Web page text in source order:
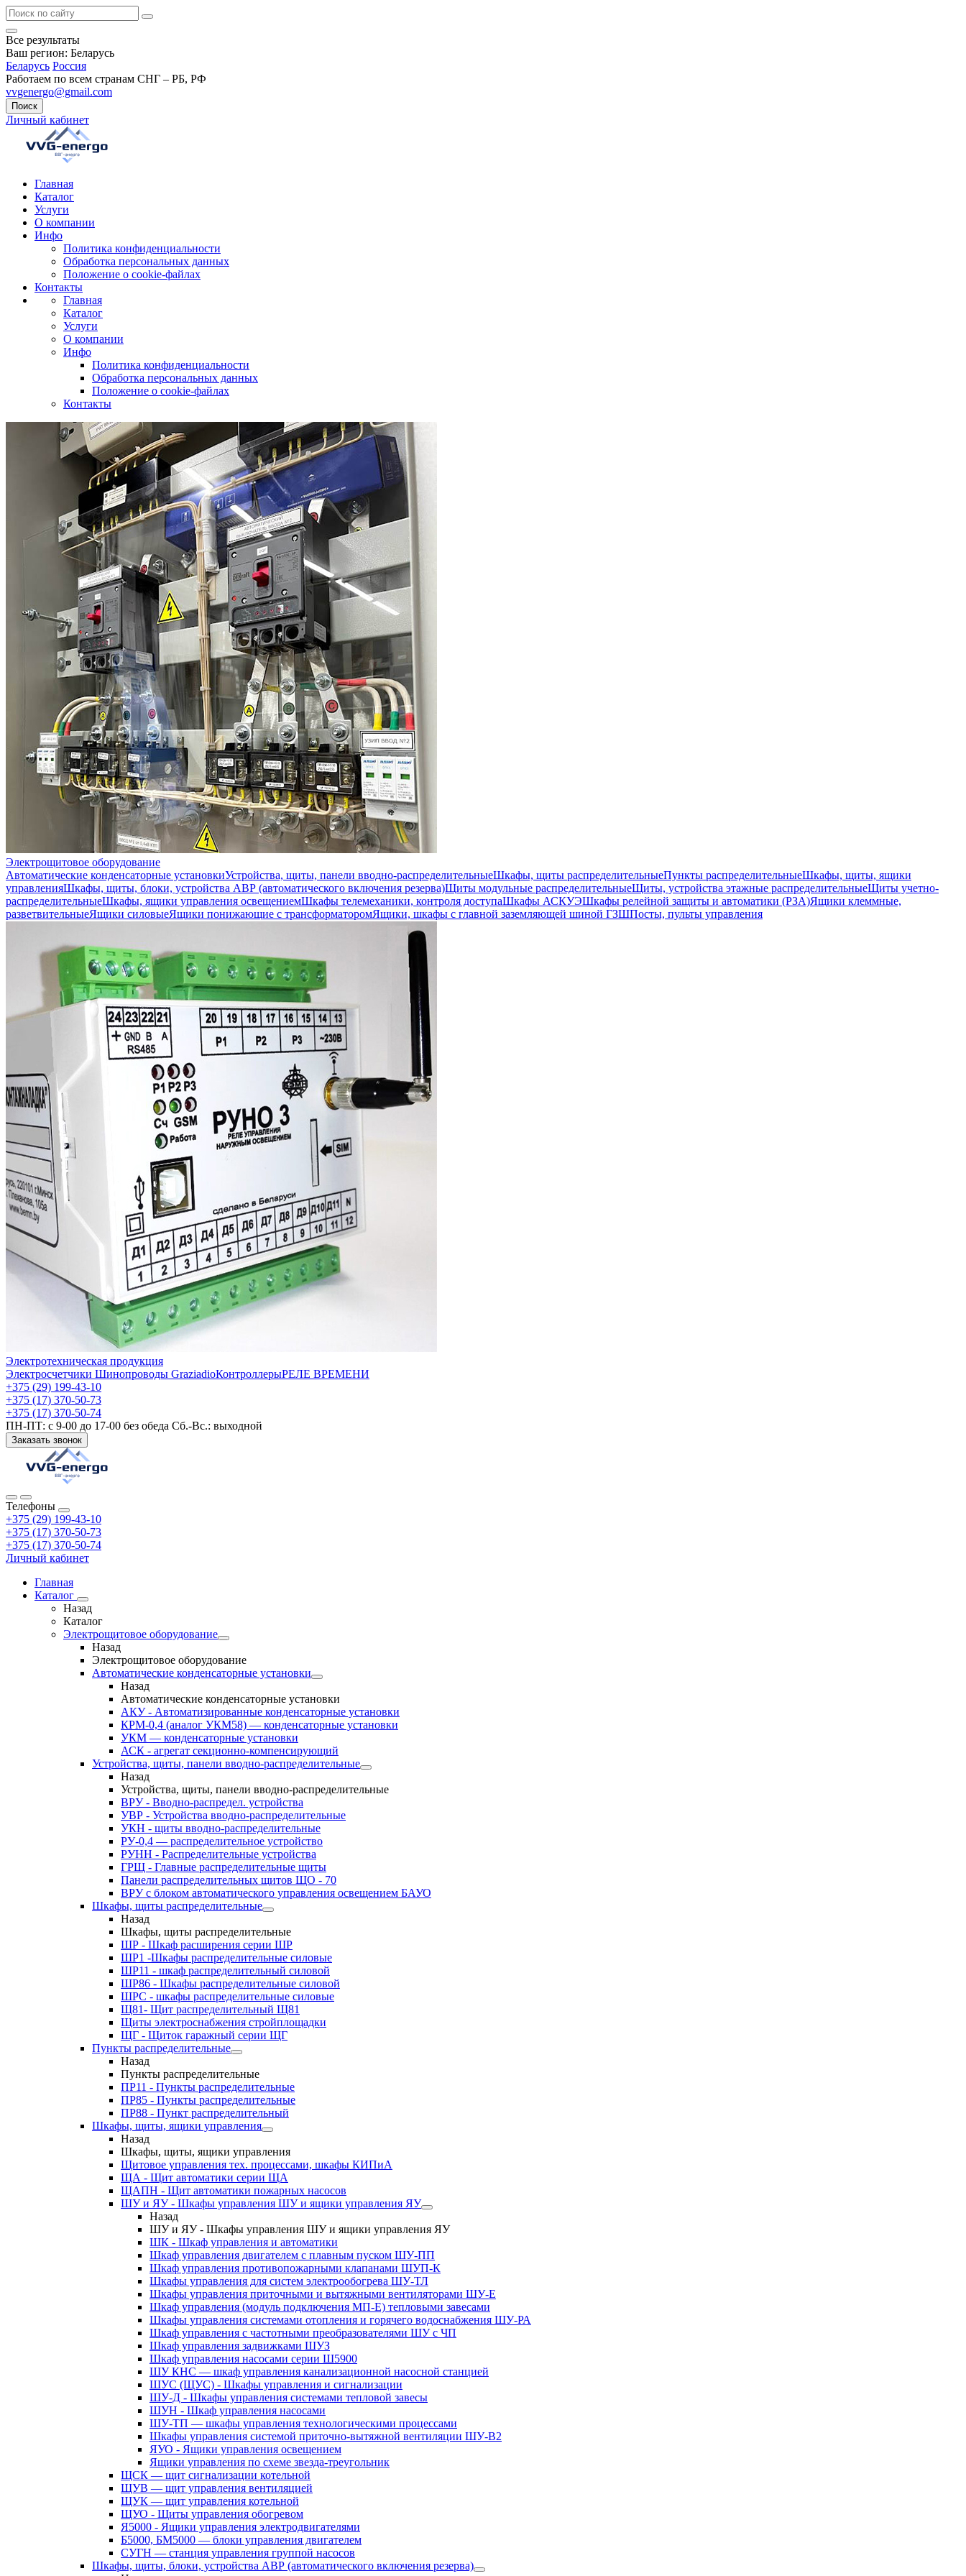
Все результаты
Ваш регион: Беларусь
Беларусь Россия
Работаем по всем странам СНГ – РБ, РФ
vvgenergo@gmail.com
Поиск
Личный кабинет
Главная
Каталог
Услуги
О компании
Инфо
Политика конфиденциальности
Обработка персональных данных
Положение о cookie-файлах
Контакты
Главная
Каталог
Услуги
О компании
Инфо
Политика конфиденциальности
Обработка персональных данных
Положение о cookie-файлах
Контакты
Электрощитовое оборудование
Автоматические конденсаторные установкиУстройства, щиты, панели вводно-распределительныеШкафы, щиты распределительныеПункты распределительныеШкафы, щиты, ящики
управленияШкафы, щиты, блоки, устройства АВР (автоматического включения резерва)Щиты модульные распределительныеЩиты, устройства этажные распределительныеЩиты учетно-
распределительныеШкафы, ящики управления освещениемШкафы телемеханики, контроля доступаШкафы АСКУЭШкафы релейной защиты и автоматики (РЗА)Ящики клеммные,
разветвительныеЯщики силовыеЯщики понижающие с трансформаторомЯщики, шкафы с главной заземляющей шиной ГЗШПосты, пульты управления
Электротехническая продукция
Электросчетчики Шинопроводы GraziadioКонтроллерыРЕЛЕ ВРЕМЕНИ
+375 (29) 199-43-10
+375 (17) 370-50-73
+375 (17) 370-50-74
ПН-ПТ: с 9-00 до 17-00 без обеда Сб.-Вс.: выходной
Заказать звонок
Телефоны
+375 (29) 199-43-10
+375 (17) 370-50-73
+375 (17) 370-50-74
Личный кабинет
Главная
Каталог
Назад
Каталог
Электрощитовое оборудование
Назад
Электрощитовое оборудование
Автоматические конденсаторные установки
Назад
Автоматические конденсаторные установки
АКУ - Автоматизированные конденсаторные установки
КРМ-0,4 (аналог УКМ58) — конденсаторные установки
УКМ — конденсаторные установки
АСК - агрегат секционно-компенсирующий
Устройства, щиты, панели вводно-распределительные
Назад
Устройства, щиты, панели вводно-распределительные
ВРУ - Вводно-распредел. устройства
УВР - Устройства вводно-распределительные
УКН - щиты вводно-распределительные
РУ-0,4 — распределительное устройство
РУНН - Распределительные устройства
ГРЩ - Главные распределительные щиты
Панели распределительных щитов ЩО - 70
ВРУ с блоком автоматического управления освещением БАУО
Шкафы, щиты распределительные
Назад
Шкафы, щиты распределительные
ШР - Шкаф расширения серии ШР
ШР1 -Шкафы распределительные силовые
ШР11 - шкаф распределительный силовой
ШР86 - Шкафы распределительные силовой
ШРС - шкафы распределительные силовые
Щ81- Щит распределительный Щ81
Щиты электроснабжения стройплощадки
ЩГ - Щиток гаражный серии ЩГ
Пункты распределительные
Назад
Пункты распределительные
ПР11 - Пункты распределительные
ПР85 - Пункты распределительные
ПР88 - Пункт распределительный
Шкафы, щиты, ящики управления
Назад
Шкафы, щиты, ящики управления
Щитовое управления тех. процессами, шкафы КИПиА
ЩА - Щит автоматики серии ЩА
ЩАПН - Щит автоматики пожарных насосов
ШУ и ЯУ - Шкафы управления ШУ и ящики управления ЯУ
Назад
ШУ и ЯУ - Шкафы управления ШУ и ящики управления ЯУ
ШК - Шкаф управления и автоматики
Шкаф управления двигателем с плавным пуском ШУ-ПП
Шкаф управления противопожарными клапанами ШУП-К
Шкафы управления для систем электрообогрева ШУ-ТЛ
Шкафы управления приточными и вытяжными вентиляторами ШУ-Е
Шкаф управления (модуль подключения МП-Е) тепловыми завесами
Шкафы управления системами отопления и горячего водоснабжения ШУ-РА
Шкаф управления с частотными преобразователями ШУ с ЧП
Шкаф управления задвижками ШУЗ
Шкаф управления насосами серии Ш5900
ШУ КНС — шкаф управления канализационной насосной станцией
ШУС (ЩУС) - Шкафы управления и сигнализации
ШУ-Д - Шкафы управления системами тепловой завесы
ШУН - Шкаф управления насосами
ШУ-ТП — шкафы управления технологическими процессами
Шкафы управления системой приточно-вытяжной вентиляции ШУ-В2
ЯУО - Ящики управления освещением
Ящики управления по схеме звезда-треугольник
ЩСК — щит сигнализации котельной
ЩУВ — щит управления вентиляцией
ЩУК — щит управления котельной
ЩУО - Щиты управления обогревом
Я5000 - Ящики управления электродвигателями
Б5000, БМ5000 — блоки управления двигателем
СУГН — станция управления группой насосов
Шкафы, щиты, блоки, устройства АВР (автоматического включения резерва)